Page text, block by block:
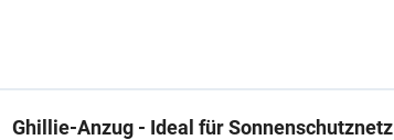
Ghillie-Anzug - Ideal für Sonnenschutznetz